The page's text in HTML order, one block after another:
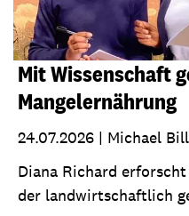
Mit Wissenschaft
Mangelernährung
24.07.2026 | Michael
Diana Richard
der landwirtschaftlich